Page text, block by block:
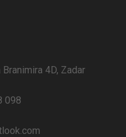
4D, Zadar
098